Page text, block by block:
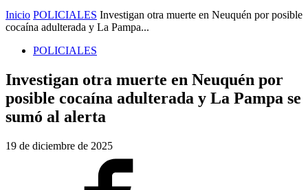
Inicio POLICIALES Investigan otra muerte en Neuquén por posible
cocaína adulterada y La Pampa...
POLICIALES
Investigan otra muerte en Neuquén por
posible cocaína adulterada y La Pampa se
sumó al alerta
19 de diciembre de 2025